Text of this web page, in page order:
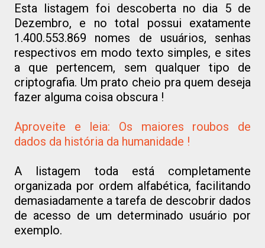
Esta listagem foi descoberta no dia 5 de
Dezembro, e no total possui exatamente
1.400.553.869 nomes de usuários, senhas
respectivos em modo texto simples, e sites
a que pertencem, sem qualquer tipo de
criptografia. Um prato cheio pra quem deseja
fazer alguma coisa obscura !
Aproveite e leia: Os maiores roubos de
dados da história da humanidade !
A listagem toda está completamente
organizada por ordem alfabética, facilitando
demasiadamente a tarefa de descobrir dados
de acesso de um determinado usuário por
exemplo.